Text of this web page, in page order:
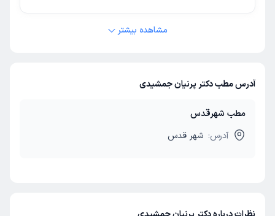
مشاهده بیشتر
آدرس مطب دکتر پرنیان جمشیدی
مطب شهرقدس
آدرس: شهر قدس